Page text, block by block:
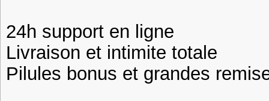
24h support en ligne
Livraison et intimite totale
Pilules bonus et grandes